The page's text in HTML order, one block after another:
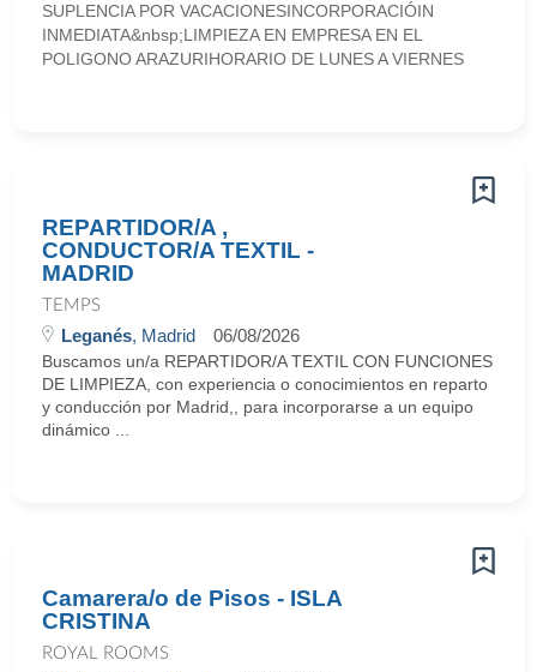
SUPLENCIA POR VACACIONESINCORPORACIÓIN
INMEDIATA&nbsp;LIMPIEZA EN EMPRESA EN EL
POLIGONO ARAZURIHORARIO DE LUNES A VIERNES
REPARTIDOR/A ,
CONDUCTOR/A TEXTIL -
MADRID
TEMPS
Leganés, Madrid 06/08/2026
Buscamos un/a REPARTIDOR/A TEXTIL CON FUNCIONES
DE LIMPIEZA, con experiencia o conocimientos en reparto
y conducción por Madrid,, para incorporarse a un equipo
dinámico ...
Camarera/o de Pisos - ISLA
CRISTINA
ROYAL ROOMS